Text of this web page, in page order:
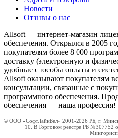
Новости
Отзывы о нас
Allsoft — интернет-магазин
обеспечения. Открылся в 2005
покупателям более 8 000
доставку (электронную и
удобные способы оплаты и
Allsoft оказывают покупателям
консультации, связанные с
программного обеспечения.
обеспечения — наша профессия!
© ООО «СофтЛайнБел» 2001-2026 РБ, г.
10. В Торговом реестре РБ №307752